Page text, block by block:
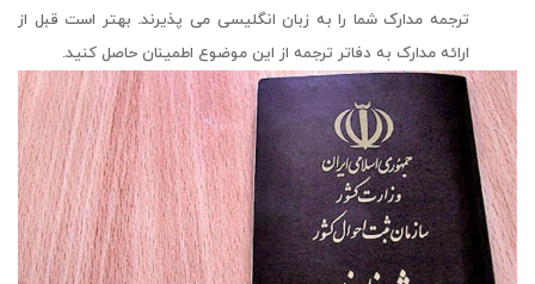
ترجمه مدارک شما را به زبان انگلیسی می پذیرند. بهتر است قبل از
ارائه مدارک به دفاتر ترجمه از این موضوع اطمینان حاصل کنید.